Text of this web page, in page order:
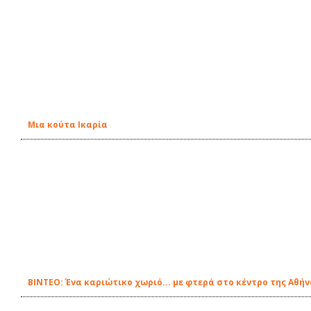
Μια κούτα Ικαρία
ΒΙΝΤΕΟ: Ένα καριώτικο χωριό... με φτερά στο κέντρο της